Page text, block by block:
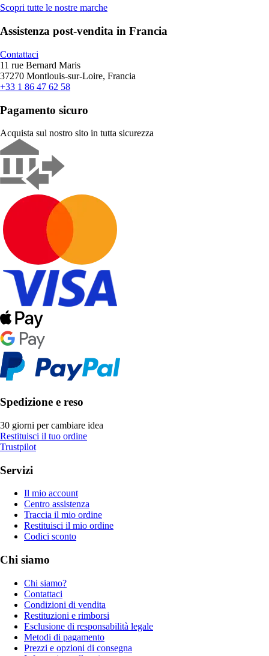
Scopri tutte le nostre marche
Assistenza post-vendita in Francia
Contattaci
11 rue Bernard Maris
37270 Montlouis-sur-Loire, Francia
+33 1 86 47 62 58
Pagamento sicuro
Acquista sul nostro sito in tutta sicurezza
Spedizione e reso
30 giorni per cambiare idea
Restituisci il tuo ordine
Trustpilot
Servizi
Il mio account
Centro assistenza
Traccia il mio ordine
Restituisci il mio ordine
Codici sconto
Chi siamo
Chi siamo?
Contattaci
Condizioni di vendita
Restituzioni e rimborsi
Esclusione di responsabilità legale
Metodi di pagamento
Prezzi e opzioni di consegna